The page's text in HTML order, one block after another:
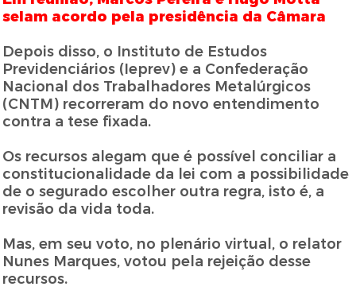
selam acordo pela presidência da Câmara
Depois disso, o Instituto de Estudos
Previdenciários (Ieprev) e a Confederação
Nacional dos Trabalhadores Metalúrgicos
(CNTM) recorreram do novo entendimento
contra a tese fixada.
Os recursos alegam que é possível conciliar a
constitucionalidade da lei com a possibilidade
de o segurado escolher outra regra, isto é, a
revisão da vida toda.
Mas, em seu voto, no plenário virtual, o relator
Nunes Marques, votou pela rejeição desse
recursos.